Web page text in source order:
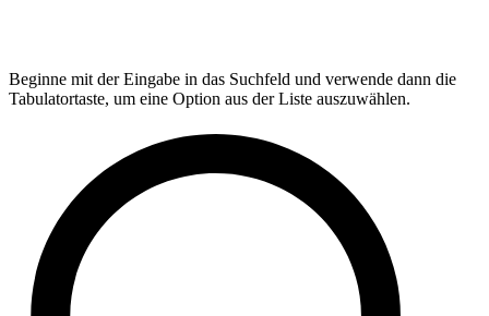
Beginne mit der Eingabe in das Suchfeld und verwende dann die
Tabulatortaste, um eine Option aus der Liste auszuwählen.